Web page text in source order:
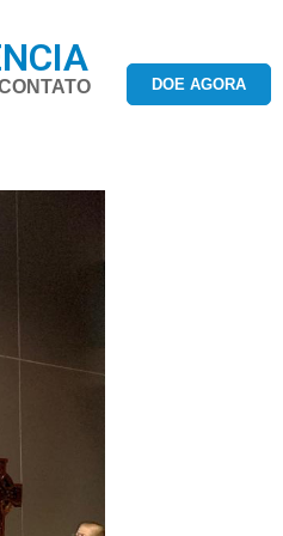
DOE AGORA